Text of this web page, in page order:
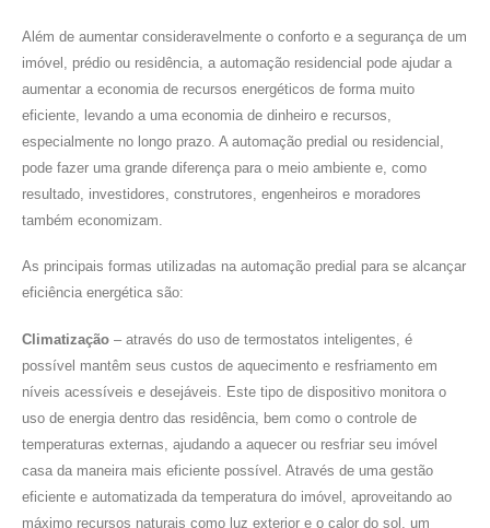
Além de aumentar consideravelmente o conforto e a segurança de um
imóvel, prédio ou residência, a automação residencial pode ajudar a
aumentar a economia de recursos energéticos de forma muito
eficiente, levando a uma economia de dinheiro e recursos,
especialmente no longo prazo. A automação predial ou residencial,
pode fazer uma grande diferença para o meio ambiente e, como
resultado, investidores, construtores, engenheiros e moradores
também economizam.
As principais formas utilizadas na automação predial para se alcançar
eficiência energética são:
Climatização – através do uso de termostatos inteligentes, é
possível mantêm seus custos de aquecimento e resfriamento em
níveis acessíveis e desejáveis. Este tipo de dispositivo monitora o
uso de energia dentro das residência, bem como o controle de
temperaturas externas, ajudando a aquecer ou resfriar seu imóvel
casa da maneira mais eficiente possível. Através de uma gestão
eficiente e automatizada da temperatura do imóvel, aproveitando ao
máximo recursos naturais como luz exterior e o calor do sol, um